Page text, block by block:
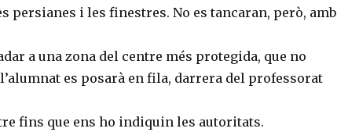
persianes i les finestres. No es tancaran, però, amb
a una zona del centre més protegida, que no
es posarà en fila, darrera del professorat
fins que ens ho indiquin les autoritats.